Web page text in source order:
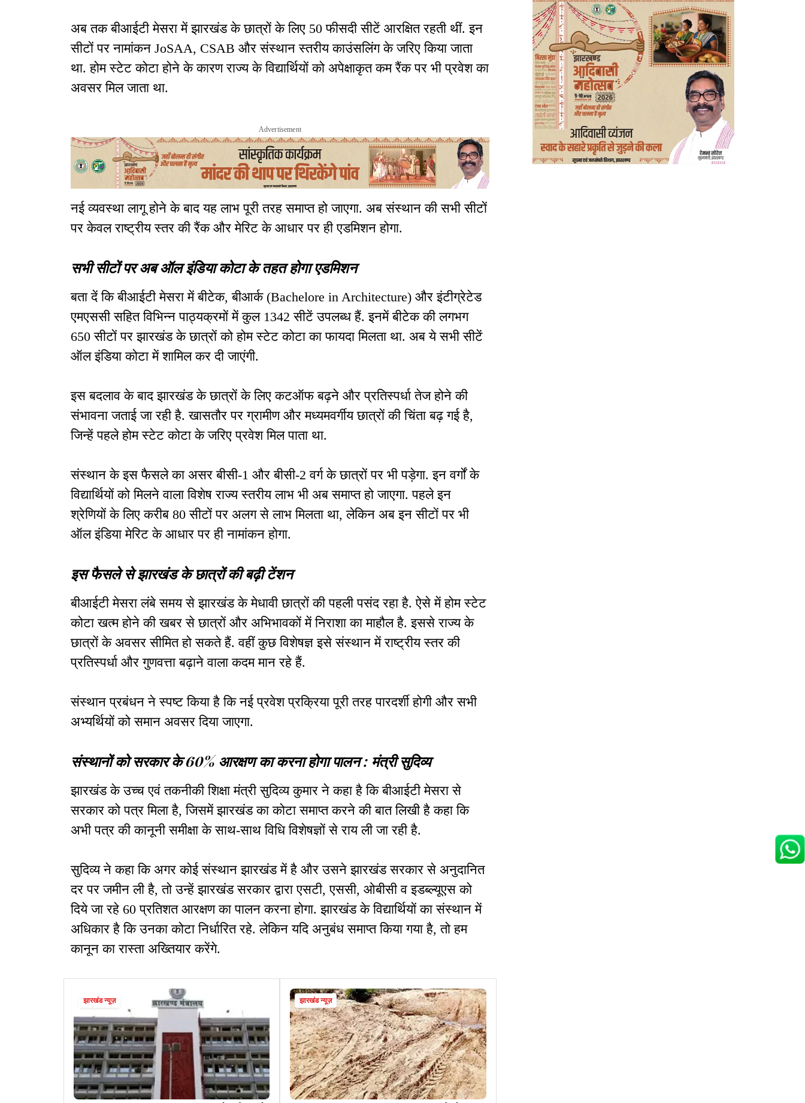
अब तक बीआईटी मेसरा में झारखंड के छात्रों के लिए 50 फीसदी सीटें आरक्षित रहती थीं. इन
सीटों पर नामांकन JoSAA, CSAB और संस्थान स्तरीय काउंसलिंग के जरिए किया जाता
था. होम स्टेट कोटा होने के कारण राज्य के विद्यार्थियों को अपेक्षाकृत कम रैंक पर भी प्रवेश का
अवसर मिल जाता था.
Advertisement
नई व्यवस्था लागू होने के बाद यह लाभ पूरी तरह समाप्त हो जाएगा. अब संस्थान की सभी सीटों
पर केवल राष्ट्रीय स्तर की रैंक और मेरिट के आधार पर ही एडमिशन होगा.
सभी सीटों पर अब ऑल इंडिया कोटा के तहत होगा एडमिशन
बता दें कि बीआईटी मेसरा में बीटेक, बीआर्क (Bachelore in Architecture) और इंटीग्रेटेड
एमएससी सहित विभिन्न पाठ्यक्रमों में कुल 1342 सीटें उपलब्ध हैं. इनमें बीटेक की लगभग
650 सीटों पर झारखंड के छात्रों को होम स्टेट कोटा का फायदा मिलता था. अब ये सभी सीटें
ऑल इंडिया कोटा में शामिल कर दी जाएंगी.
इस बदलाव के बाद झारखंड के छात्रों के लिए कटऑफ बढ़ने और प्रतिस्पर्धा तेज होने की
संभावना जताई जा रही है. खासतौर पर ग्रामीण और मध्यमवर्गीय छात्रों की चिंता बढ़ गई है,
जिन्हें पहले होम स्टेट कोटा के जरिए प्रवेश मिल पाता था.
संस्थान के इस फैसले का असर बीसी-1 और बीसी-2 वर्ग के छात्रों पर भी पड़ेगा. इन वर्गों के
विद्यार्थियों को मिलने वाला विशेष राज्य स्तरीय लाभ भी अब समाप्त हो जाएगा. पहले इन
श्रेणियों के लिए करीब 80 सीटों पर अलग से लाभ मिलता था, लेकिन अब इन सीटों पर भी
ऑल इंडिया मेरिट के आधार पर ही नामांकन होगा.
इस फैसले से झारखंड के छात्रों की बढ़ी टेंशन
बीआईटी मेसरा लंबे समय से झारखंड के मेधावी छात्रों की पहली पसंद रहा है. ऐसे में होम स्टेट
कोटा खत्म होने की खबर से छात्रों और अभिभावकों में निराशा का माहौल है. इससे राज्य के
छात्रों के अवसर सीमित हो सकते हैं. वहीं कुछ विशेषज्ञ इसे संस्थान में राष्ट्रीय स्तर की
प्रतिस्पर्धा और गुणवत्ता बढ़ाने वाला कदम मान रहे हैं.
संस्थान प्रबंधन ने स्पष्ट किया है कि नई प्रवेश प्रक्रिया पूरी तरह पारदर्शी होगी और सभी
अभ्यर्थियों को समान अवसर दिया जाएगा.
संस्थानों को सरकार के 60% आरक्षण का करना होगा पालन : मंत्री सुदिव्य
झारखंड के उच्च एवं तकनीकी शिक्षा मंत्री सुदिव्य कुमार ने कहा है कि बीआईटी मेसरा से
सरकार को पत्र मिला है, जिसमें झारखंड का कोटा समाप्त करने की बात लिखी है कहा कि
अभी पत्र की कानूनी समीक्षा के साथ-साथ विधि विशेषज्ञों से राय ली जा रही है.
सुदिव्य ने कहा कि अगर कोई संस्थान झारखंड में है और उसने झारखंड सरकार से अनुदानित
दर पर जमीन ली है, तो उन्हें झारखंड सरकार द्वारा एसटी, एससी, ओबीसी व इडब्ल्यूएस को
दिये जा रहे 60 प्रतिशत आरक्षण का पालन करना होगा. झारखंड के विद्यार्थियों का संस्थान में
अधिकार है कि उनका कोटा निर्धारित रहे. लेकिन यदि अनुबंध समाप्त किया गया है, तो हम
कानून का रास्ता अख्तियार करेंगे.
झारखंड न्यूज़ झारखंड न्यूज़